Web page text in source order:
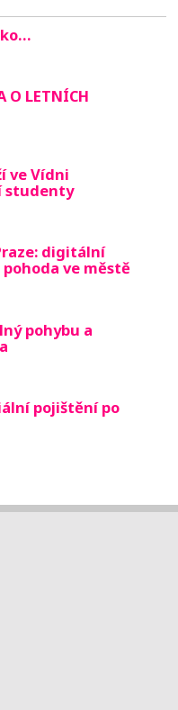
O LETNÍCH
ve Vídni
studenty
digitální
ve městě
pohybu a
pojištění po